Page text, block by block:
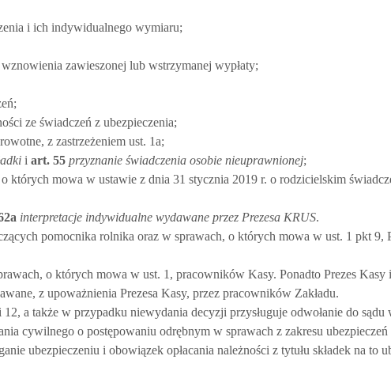
i ich indywidualnego wymiaru;
zawieszonej lub wstrzymanej wypłaty;
ze świadczeń z ubezpieczenia;
z zastrzeżeniem ust. 1a;
i art. 55 przyznanie świadczenia osobie nieuprawnionej;
których mowa w ustawie z dnia 31 stycznia 2019 r. o rodzicielskim
interpretacje indywidualne wydawane przez Prezesa KRUS.
pomocnika rolnika oraz w sprawach, o których mowa w ust. 1 pkt 9,
o których mowa w ust. 1, pracowników Kasy. Ponadto Prezes Kasy
z upoważnienia Prezesa Kasy, przez pracowników Zakładu.
a także w przypadku niewydania decyzji przysługuje odwołanie do sądu
cywilnego o postępowaniu odrębnym w sprawach z zakresu ubezpieczeń
ubezpieczeniu i obowiązek opłacania należności z tytułu składek na to